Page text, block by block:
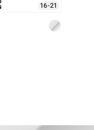
16-21